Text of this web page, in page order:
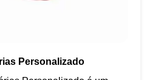
Personalizado